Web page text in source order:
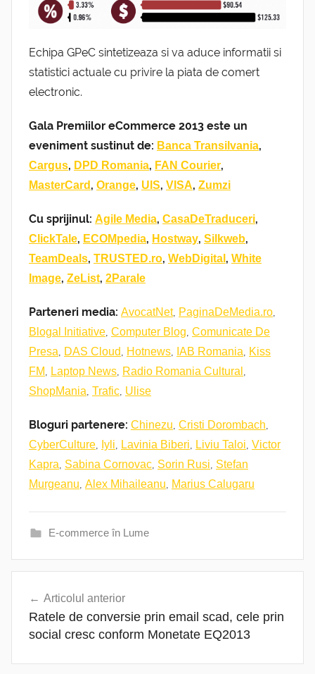
Echipa GPeC sintetizeaza si va aduce informatii si
statistici actuale cu privire la piata de comert
electronic.
Gala Premiilor eCommerce 2013 este un
eveniment sustinut de: Banca Transilvania,
Cargus, DPD Romania, FAN Courier,
MasterCard , Orange, UIS, VISA, Zumzi
Cu sprijinul: Agile Media, CasaDeTraduceri,
ClickTale, ECOMpedia, Hostway, Silkweb,
TeamDeals, TRUSTED.ro, WebDigital , White
Image, ZeList, 2Parale
Parteneri media: AvocatNet, PaginaDeMedia.ro,
Blogal Initiative, Computer Blog, Comunicate De
Presa, DAS Cloud, Hotnews, IAB Romania, Kiss
FM, Laptop News, Radio Romania Cultural ,
ShopMania, Trafic, Ulise
Bloguri partenere: Chinezu, Cristi Dorombach,
CyberCulture, Iyli, Lavinia Biberi, Liviu Taloi, Victor
Kapra, Sabina Cornovac, Sorin Rusi, Stefan
Murgeanu, Alex Mihaileanu, Marius Calugaru
E-commerce în Lume
articole
Articolul anterior
Ratele de conversie prin email scad, cele prin
social cresc conform Monetate EQ2013